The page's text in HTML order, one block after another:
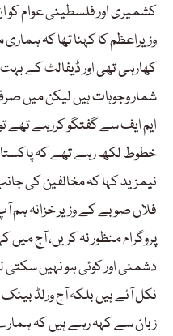
کشمیری اور فلسطینی عوام کو
وزیراعظم کا کہنا تھا کہ
کھارہی تھی اور ڈیفالٹ کے
شمار وجوہات ہیں لیکن میں
ایم ایف سے گفتگو کررہے تھے
خطوط لکھ رہے تھے کہ پاکستان
نیمزید کہا کہ مخالفین کی
فلاں صوبے کے وزیر خزانہ
پروگرام منظور نہ کریں، آج
دشمنی اور کوئی ہو نہیں
نکل آئے ہیں بلکہ آج ورلڈ
زبان سے کہہ رہے ہیں کہ